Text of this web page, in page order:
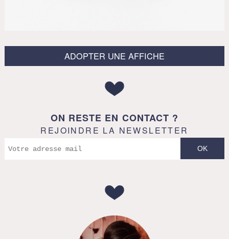
ADOPTER UNE AFFICHE
ON RESTE EN CONTACT ?
REJOINDRE LA NEWSLETTER